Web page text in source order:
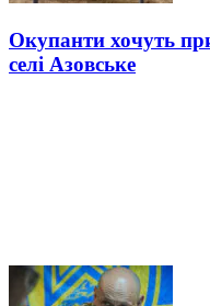
Окупанти хочуть
селі Азовське